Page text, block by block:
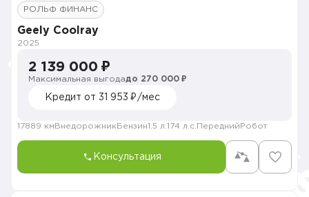
РОЛЬФ ФИНАНС
Geely Coolray
2025
2 139 000 ₽
Максимальная выгодадо 270 000 ₽
Кредит от 31 953 ₽/мес
17889 км Внедорожник Бензин1.5 л. 174 л.с. Передний Робот
Консультация